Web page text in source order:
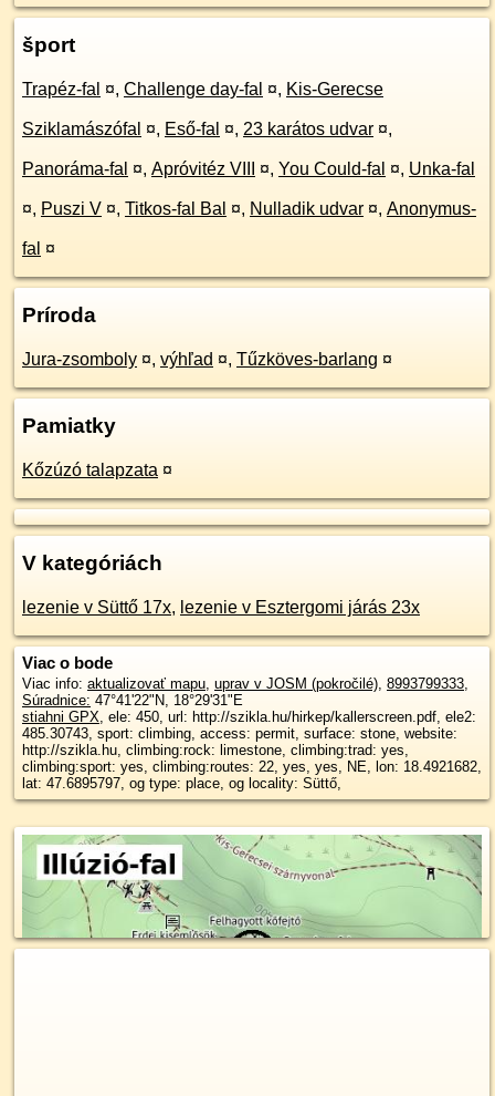
šport
Trapéz-fal ¤, Challenge day-fal ¤, Kis-Gerecse
Sziklamászófal ¤, Eső-fal ¤, 23 karátos udvar ¤,
Panoráma-fal ¤, Apróvitéz VIII ¤, You Could-fal ¤, Unka-fal
¤, Puszi V ¤, Titkos-fal Bal ¤, Nulladik udvar ¤, Anonymus-
fal ¤
Príroda
Jura-zsomboly ¤, výhľad ¤, Tűzköves-barlang ¤
Pamiatky
Kőzúzó talapzata ¤
V kategóriách
lezenie v Süttő 17x, lezenie v Esztergomi járás 23x
Viac o bode
Viac info: aktualizovať mapu, uprav v JOSM (pokročilé), 8993799333,
Súradnice: 47°41'22"N, 18°29'31"E
stiahni GPX, ele: 450, url: http://szikla.hu/hirkep/kallerscreen.pdf, ele2:
485.30743, sport: climbing, access: permit, surface: stone, website:
http://szikla.hu, climbing:rock: limestone, climbing:trad: yes,
climbing:sport: yes, climbing:routes: 22, yes, yes, NE, lon: 18.4921682,
lat: 47.6895797, og type: place, og locality: Süttő,